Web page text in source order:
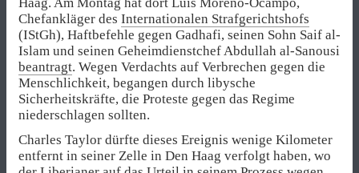
Haag. Am Montag hat dort Luis Moreno-Ocampo,
Chefankläger des Internationalen Strafgerichtshofs
(IStGh), Haftbefehle gegen Gadhafi, seinen Sohn Saif al-
Islam und seinen Geheimdienstchef Abdullah al-Sanousi
beantragt. Wegen Verdachts auf Verbrechen gegen die
Menschlichkeit, begangen durch libysche
Sicherheitskräfte, die Proteste gegen das Regime
niederschlagen sollten.
Charles Taylor dürfte dieses Ereignis wenige Kilometer
entfernt in seiner Zelle in Den Haag verfolgt haben, wo